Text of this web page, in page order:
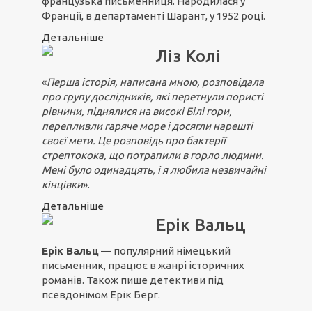
Франції, в департаменті Шарант, у 1952 році.
Детальніше
Ліз Колі
«Перша історія, написана мною, розповідала
про групу дослідників, які перетнули пористі
рівнини, піднялися на високі Білі гори,
перепливли гаряче море і досягли нарешті
своєї мети. Це розповідь про бактерії
стрептокока, що потрапили в горло людини.
Мені було одинадцять, і я любила незвичайні
кінцівки».
Детальніше
Ерік Вальц
Ерік Вальц— популярний німецький
письменник, працює в жанрі історичних
романів. Також пише детективи під
псевдонімом Ерік Берг.